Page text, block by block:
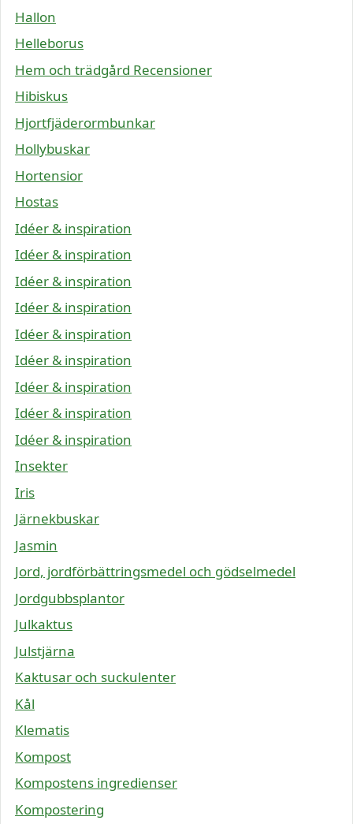
Hallon
Helleborus
Hem och trädgård Recensioner
Hibiskus
Hjortfjäderormbunkar
Hollybuskar
Hortensior
Hostas
Idéer & inspiration
Idéer & inspiration
Idéer & inspiration
Idéer & inspiration
Idéer & inspiration
Idéer & inspiration
Idéer & inspiration
Idéer & inspiration
Idéer & inspiration
Insekter
Iris
Järnekbuskar
Jasmin
Jord, jordförbättringsmedel och gödselmedel
Jordgubbsplantor
Julkaktus
Julstjärna
Kaktusar och suckulenter
Kål
Klematis
Kompost
Kompostens ingredienser
Kompostering